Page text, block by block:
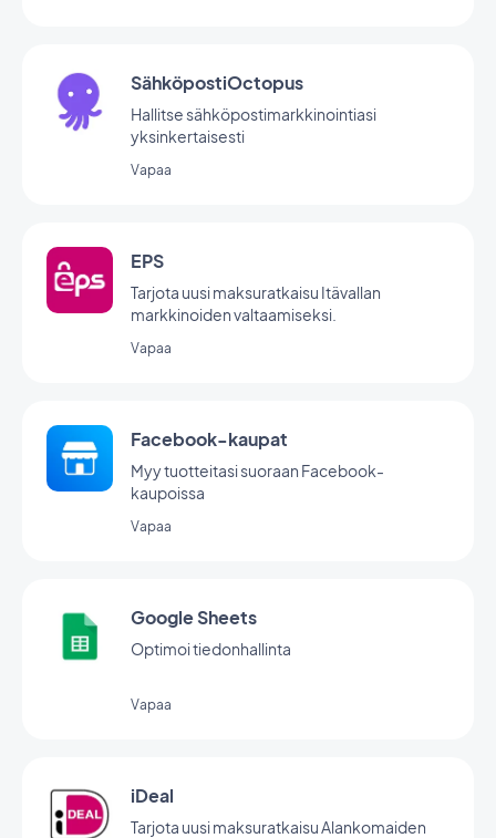
SähköpostiOctopus
Hallitse sähköpostimarkkinointiasi
yksinkertaisesti
Vapaa
EPS
Tarjota uusi maksuratkaisu Itävallan
markkinoiden valtaamiseksi.
Vapaa
Facebook-kaupat
Myy tuotteitasi suoraan Facebook-
kaupoissa
Vapaa
Google Sheets
Optimoi tiedonhallinta
Vapaa
iDeal
Tarjota uusi maksuratkaisu Alankomaiden